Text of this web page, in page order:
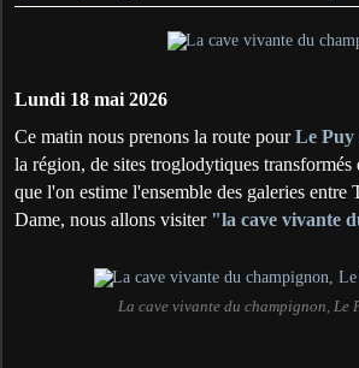
Lundi 18 mai 2026
Ce matin nous prenons la route pour Le Puy
la région, de sites troglodytiques
que l'on estime l'ensemble des galeries
Dame, nous allons visiter "la cave vivante
La cave vivante du champignon, Le